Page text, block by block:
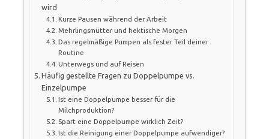
wird
Kurze Pausen während der Arbeit
Mehrlingsmütter und hektische Morgen
Das regelmäßige Pumpen als fester Teil deiner
Routine
Unterwegs und auf Reisen
Häufig gestellte Fragen zu Doppelpumpe vs.
Einzelpumpe
Ist eine Doppelpumpe besser für die
Milchproduktion?
Spart eine Doppelpumpe wirklich Zeit?
Ist die Reinigung einer Doppelpumpe aufwendiger?